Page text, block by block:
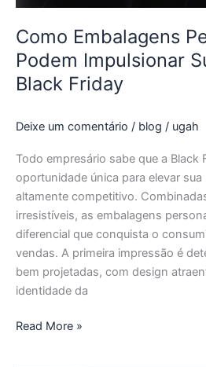
Como Embalagens
Podem Impulsionar
Black Friday
Deixe um comentário / blog / ugah
Todo empresário sabe que a Black
oportunidade única para elevar
altamente competitivo.
irresistíveis, as embalagens
diferencial que conquista o
vendas. A primeira impressão é
bem projetadas, com design
identidade da
Friday
Read More »